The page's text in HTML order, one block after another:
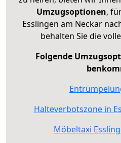
Umzugsoptionen,
Esslingen am Neckar
behalten Sie die
Folgende
Halteverbotszone in
Möbeltaxi